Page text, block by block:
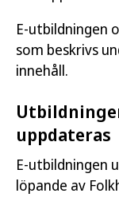
E-utbildningen
som beskrivs
innehåll.
uppdateras
E-utbildningen
löpande av